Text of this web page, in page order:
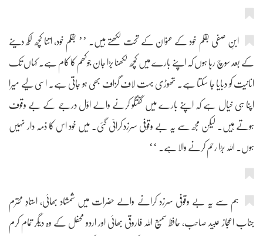
ابنِ صفی بقلم خود کے عنوان کے تحت لکھتے ہیں۔ ’’ بقلم خود، اتنا کچھ لکھ دینے
کے بعد سوچ رہا ہوں کہ اپنے بارے میں کچھ لکھنا بڑا جان جوکھم کا کام ہے۔ کہاں تک
انانیت کو دبایا جا سکتا ہے۔ تھوڑی بہت لاف گزاف بھی ہو جاتی ہے۔ اسی لیے میرا
اپنا ہی خیال ہے کہ اپنے بارے میں گفتگو کرنے والے اوّل درجے کے بے وقوف
ہوتے ہیں۔ لیکن مجھ سے یہ بے وقوفی سرزد کرائی گئی۔ میں خود اس کا ذمہ دار نہیں
ہوں۔ اللہ بڑا رحم کرنے والا ہے۔ ‘‘
ہم سے یہ بے وقوفی سرزد کرانے والے حضرات میں شمشاد بھائی، استادِ محترم
جناب اعجاز عبید صاحب، حافظ سمیع اللہ فاروقی بھائی اور اردو محفل کے وہ دیگر تمام کرم